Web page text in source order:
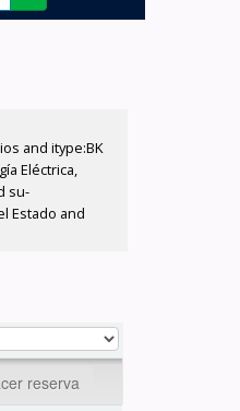
and itype:BK
Eléctrica,
su-
Estado and
reserva